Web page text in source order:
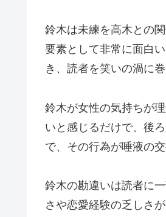
鈴木は未練を高木との
要素として非常に面白
き、読者を笑いの渦に
鈴木が女性の気持ちが
いと感じるだけで、後
で、その行為が唾液の
鈴木の勘違いは読者に
さや恋愛経験の乏しさ